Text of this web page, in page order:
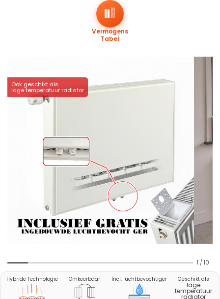
Ook geschikt als
lage temperatuur radiator
Vermogens
Tabel
1 / 10
Hybride Technologie Omkeerbaar Incl. luchtbevochtiger Geschikt als
lage
temperatuur
radiator